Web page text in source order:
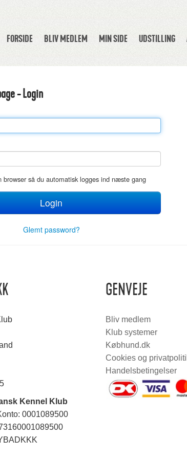
FORSIDE BLIV MEDLEM MIN SIDE UDSTILLING
- Login
browser så du automatisk logges ind næste gang
Glemt password?
Kennel Klub
0001089500
GENVEJE
Bliv medlem
Klub systemer
Købhund.dk
Cookies og
Handelsbetingelser